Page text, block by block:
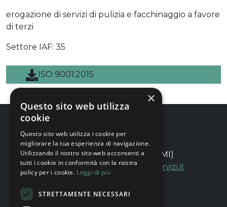
erogazione di servizi di pulizia e facchinaggio a favore
di terzi
Settore IAF: 35
ISO 9001:2015
Via Siusi, 16 - 20132 Milano (MI)
+39 0267075278|info@mi2servizi.it
PRIVACY POLICY GENERALE
×
Questo sito web utilizza
cookie
Questo sito web utilizza i cookie per
migliorare la tua esperienza di navigazione.
Utilizzando il nostro sito web acconsenti a
tutti i cookie in conformità con la nostra
policy per i cookie. Leggi di più
STRETTAMENTE NECESSARI